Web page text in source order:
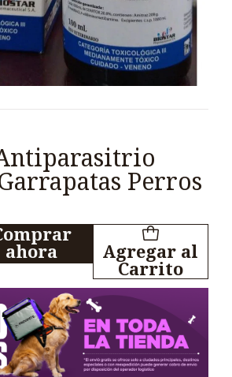
Perros
Agregar al
Carrito
ahora